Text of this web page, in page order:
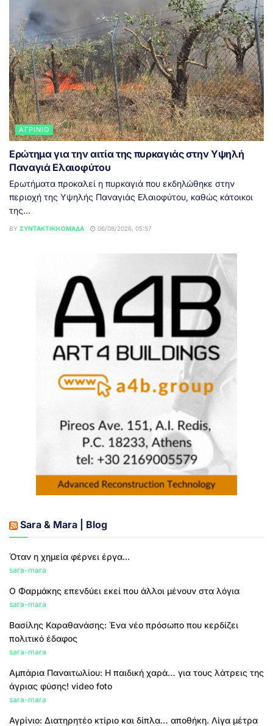
ΑΓΡΊΝΙΟ
Ερώτημα για την αιτία της πυρκαγιάς στην Υψηλή
Παναγιά Ελαιοφύτου
Ερωτήματα προκαλεί η πυρκαγιά που εκδηλώθηκε στην
περιοχή της Υψηλής Παναγιάς Ελαιοφύτου, καθώς κάτοικοι
της...
BY ΣΥΝΤΑΚΤΙΚΉ ΟΜΆΔΑ 06/08/2026, 05:57
Sara & Mara | Blog
Όταν η χημεία φέρνει έργα...
sara-mara
Ο Φαρμάκης επενδύει εκεί που άλλοι μένουν στα λόγια
sara-mara
Βασίλης Καραθανάσης: Ένα νέο πρόσωπο που κερδίζει
πολιτικό έδαφος
sara-mara
Αμπάρια Παναιτωλίου: Η παιδική χαρά… για τους λάτρεις της
άγριας φύσης! video foto
sara-mara
Αγρίνιο: Διατηρητέο κτίριο και δίπλα… αποθήκη. Λίγα μέτρα